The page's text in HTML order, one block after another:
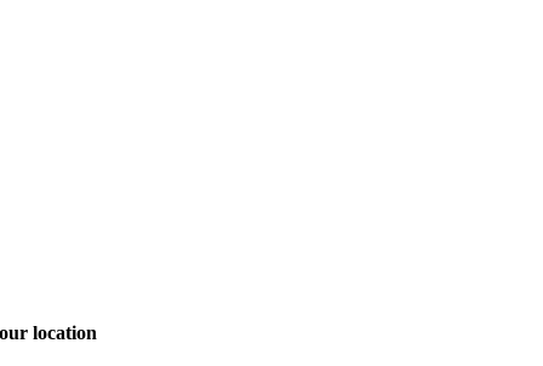
our location